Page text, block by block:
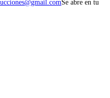
Se abre en tu